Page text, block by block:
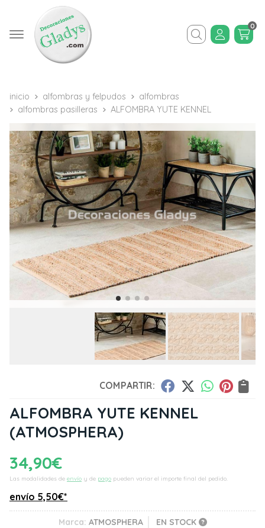
Buscar
0
inicio alfombras y felpudos
alfombras
alfombras pasilleras
ALFOMBRA YUTE KENNEL
COMPARTIR:
ALFOMBRA YUTE KENNEL
(ATMOSPHERA)
34,90€
Las modalidades de envío y de pago pueden variar el importe final del pedido.
envío 5,50€*
Marca: ATMOSPHERA EN STOCK